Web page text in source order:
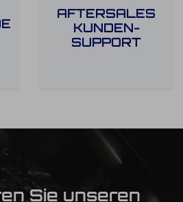
AFTERSALES
KUNDEN-
SUPPORT
Sie unseren